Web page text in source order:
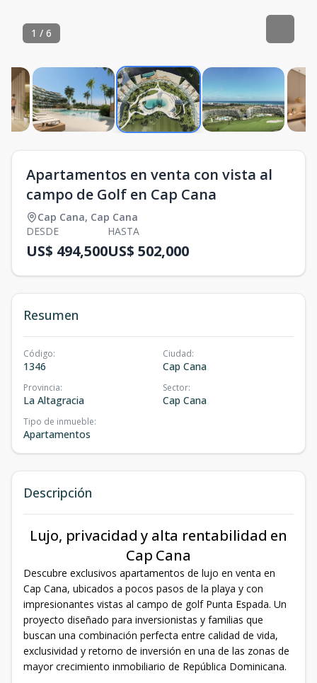
1 / 6
Apartamentos en venta con vista al
campo de Golf en Cap Cana
Cap Cana, Cap Cana
DESDE
US$ 494,500
HASTA
US$ 502,000
Resumen
Código:
1346
Ciudad:
Cap Cana
Provincia:
La Altagracia
Sector:
Cap Cana
Tipo de inmueble:
Apartamentos
Descripción
Lujo, privacidad y alta rentabilidad en
Cap Cana
Descubre exclusivos apartamentos de lujo en venta en
Cap Cana, ubicados a pocos pasos de la playa y con
impresionantes vistas al campo de golf Punta Espada. Un
proyecto diseñado para inversionistas y familias que
buscan una combinación perfecta entre calidad de vida,
exclusividad y retorno de inversión en una de las zonas de
mayor crecimiento inmobiliario de República Dominicana.